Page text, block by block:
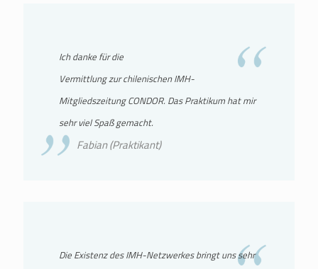
Ich danke für die
Vermittlung zur chilenischen IMH-
Mitgliedszeitung CONDOR. Das Praktikum hat mir
sehr viel Spaß gemacht.
Fabian (Praktikant)
Die Existenz des IMH-Netzwerkes bringt uns sehr